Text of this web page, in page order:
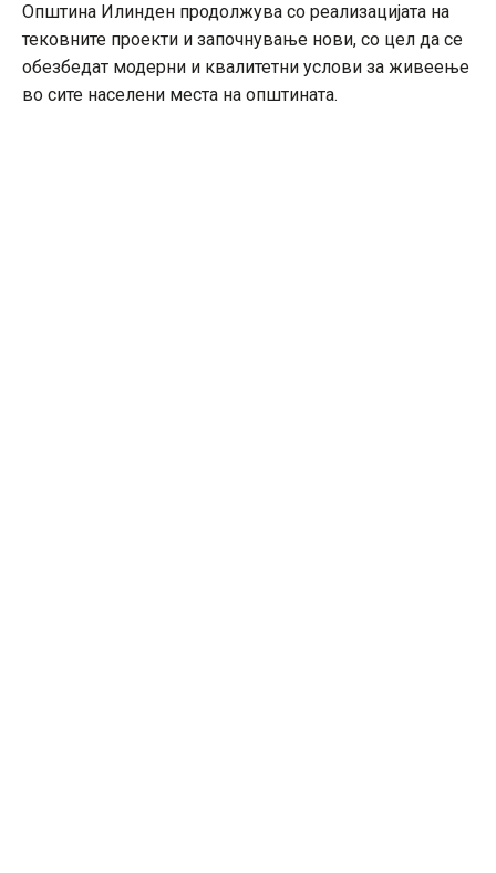
Општина Илинден продолжува со реализацијата на
тековните проекти и започнување нови, со цел да се
обезбедат модерни и квалитетни услови за живеење
во сите населени места на општината.